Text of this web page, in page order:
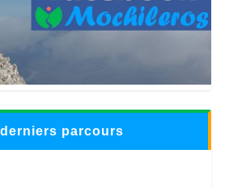
parcours